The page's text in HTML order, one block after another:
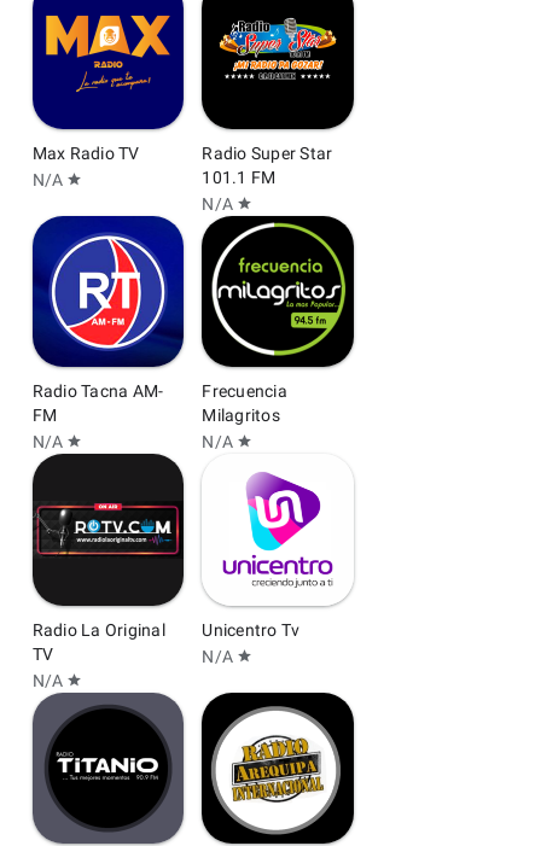
Max Radio TV
N/A star
Radio Super Star
101.1 FM
N/A star
Radio Tacna AM-
FM
N/A star
Frecuencia
Milagritos
N/A star
Radio La Original
TV
N/A star
Unicentro Tv
N/A star